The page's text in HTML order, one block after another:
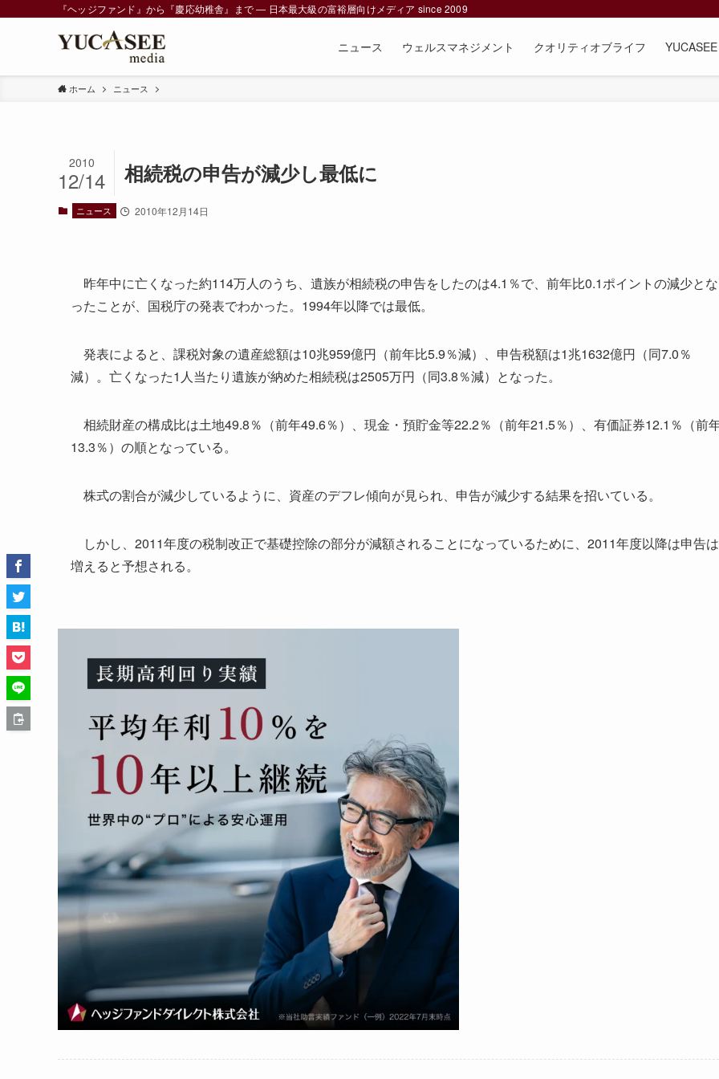
『ヘッジファンド』から『慶応幼稚舎』まで ― 日本最大級の富裕層向けメディア since 2009
ニュース ウェルスマネジメント クオリティオブライフ
ホーム ニュース
相続税の申告が減少し最低に
2010
12/14
ニュース 2010年12月14日
昨年中に亡くなった約114万人のうち、遺族が相続税の申告をしたのは4.1％で、前年比0.1ポイントの減少とな
ったことが、国税庁の発表でわかった。1994年以降では最低。
発表によると、課税対象の遺産総額は10兆959億円（前年比5.9％減）、申告税額は1兆1632億円（同7.0％
減）。亡くなった1人当たり遺族が納めた相続税は2505万円（同3.8％減）となった。
相続財産の構成比は土地49.8％（前年49.6％）、現金・預貯金等22.2％（前年21.5％）、有価証券12.1％（前
13.3％）の順となっている。
株式の割合が減少しているように、資産のデフレ傾向が見られ、申告が減少する結果を招いている。
しかし、2011年度の税制改正で基礎控除の部分が減額されることになっているために、2011年度以降は申告は
増えると予想される。